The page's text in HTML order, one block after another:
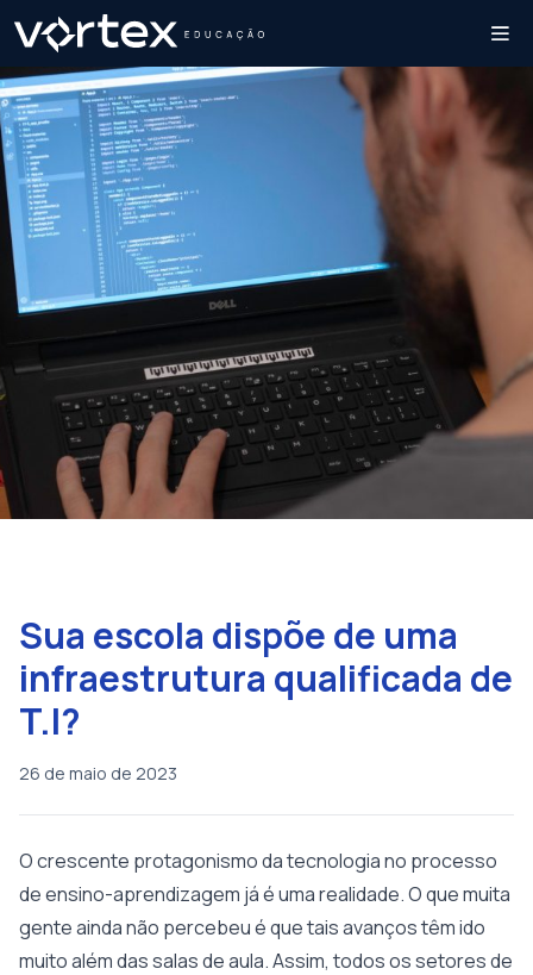
Sua escola dispõe de uma
infraestrutura qualificada de
T.I?
26 de maio de 2023
O crescente protagonismo da tecnologia no processo
de ensino-aprendizagem já é uma realidade. O que muita
gente ainda não percebeu é que tais avanços têm ido
muito além das salas de aula. Assim, todos os setores de